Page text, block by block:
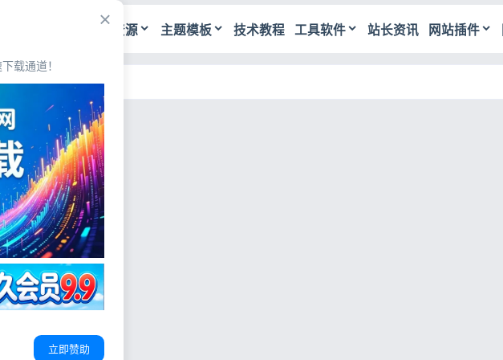
源码资源 主题模板 技术教程 工具软件 站长资讯 网站插件
载通道！
立即赞助